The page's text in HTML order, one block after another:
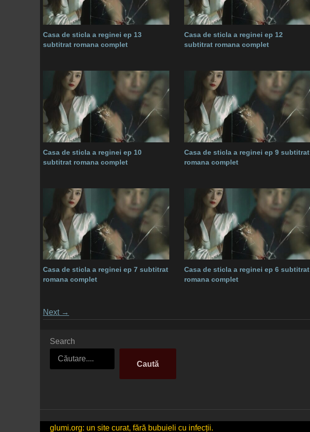
Casa de sticla a reginei ep 13
subtitrat romana complet
Casa de sticla a reginei ep 12
subtitrat romana complet
Casa de sticla a reginei ep 10
subtitrat romana complet
Casa de sticla a reginei ep 9 subtitrat
romana complet
Casa de sticla a reginei ep 7 subtitrat
romana complet
Casa de sticla a reginei ep 6 subtitrat
romana complet
Posts
Next →
Search
Caută
glumi.org: un site curat, fără bubuieli cu infecții.